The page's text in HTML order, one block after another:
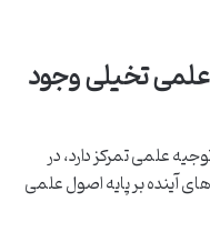
علمی تخیلی وجود
علمی تمرکز دارد، در
آینده بر پایه اصول علمی